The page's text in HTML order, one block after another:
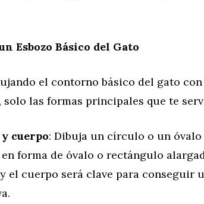
Esbozo Básico del Gato
el contorno básico del gato
solo las formas principales que te
y cuerpo: Dibuja un círculo o un óvalo
forma de óvalo o rectángulo
y el cuerpo será clave para conseguir